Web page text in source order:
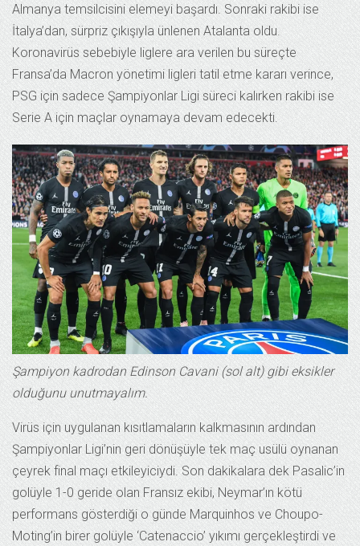
Almanya temsilcisini elemeyi başardı. Sonraki rakibi ise
İtalya’dan, sürpriz çıkışıyla ünlenen Atalanta oldu.
Koronavirüs sebebiyle liglere ara verilen bu süreçte
Fransa’da Macron yönetimi ligleri tatil etme kararı verince,
PSG için sadece Şampiyonlar Ligi süreci kalırken rakibi ise
Serie A için maçlar oynamaya devam edecekti.
Şampiyon kadrodan Edinson Cavani (sol alt) gibi eksikler
olduğunu unutmayalım.
Virüs için uygulanan kısıtlamaların kalkmasının ardından
Şampiyonlar Ligi’nin geri dönüşüyle tek maç usülü oynanan
çeyrek final maçı etkileyiciydi. Son dakikalara dek Pasalic’in
golüyle 1-0 geride olan Fransız ekibi, Neymar’ın kötü
performans gösterdiği o günde Marquinhos ve Choupo-
Moting’in birer golüyle ‘Catenaccio’ yıkımı gerçekleştirdi ve